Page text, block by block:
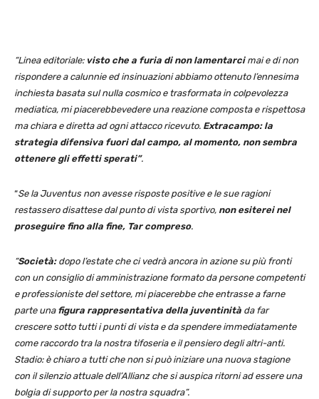
“Linea editoriale:visto che a furia di non lamentarcimai e di non
rispondere a calunnie ed insinuazioni abbiamo ottenuto l’ennesima
inchiesta basata sul nulla cosmico e trasformata in colpevolezza
mediatica, mi piacerebbevedere una reazione composta e rispettosa
ma chiara e diretta ad ogni attacco ricevuto. Extracampo: la
strategia difensiva fuori dal campo, al momento, non sembra
ottenere gli effetti sperati”.
“Se la Juventus non avesse risposte positive e le sue ragioni
restassero disattese dal punto di vista sportivo, non esiterei nel
proseguire fino alla fine, Tar compreso.
“Società:dopo l’estate che ci vedrà ancora in azione su più fronti
con un consiglio di amministrazione formato da persone competenti
e professioniste del settore, mi piacerebbe che entrasse a farne
parte una figura rappresentativa della juventinità da far
crescere sotto tutti i punti di vista e da spendere immediatamente
come raccordo tra la nostra tifoseria e il pensiero degli altri-anti.
Stadio: è chiaro a tutti che non si può iniziare una nuova stagione
con il silenzio attuale dell’Allianz che si auspica ritorni ad essere una
bolgia di supporto per la nostra squadra”.